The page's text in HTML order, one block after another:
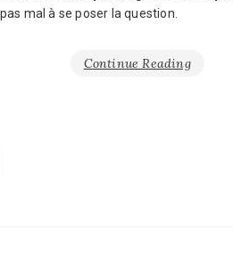
mal à se poser la question.
Continue Reading